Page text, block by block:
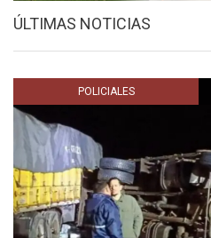
ÚLTIMAS NOTICIAS
POLICIALES